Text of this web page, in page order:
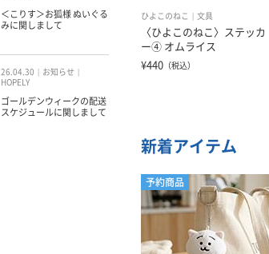
ひよこのねこ 文具
〈ひよこのねこ〉ステッカ
ー④ オムライス
¥440 （税込）
新着アイテム
予約商品
＜こりす＞お狐様 ぬいぐる
みに関しまして
26.04.30
お知らせ
HOPELY
ゴールデンウィークの配送
スケジュールに関しまして